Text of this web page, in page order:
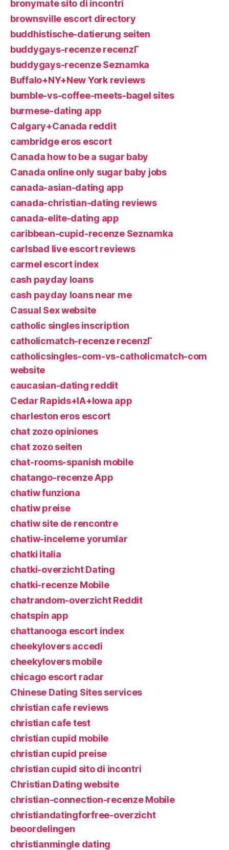
bronymate sito di incontri
brownsville escort directory
buddhistische-datierung seiten
buddygays-recenze recenzГ­
buddygays-recenze Seznamka
Buffalo+NY+New York reviews
bumble-vs-coffee-meets-bagel sites
burmese-dating app
Calgary+Canada reddit
cambridge eros escort
Canada how to be a sugar baby
Canada online only sugar baby jobs
canada-asian-dating app
canada-christian-dating reviews
canada-elite-dating app
caribbean-cupid-recenze Seznamka
carlsbad live escort reviews
carmel escort index
cash payday loans
cash payday loans near me
Casual Sex website
catholic singles inscription
catholicmatch-recenze recenzГ­
catholicsingles-com-vs-catholicmatch-com
website
caucasian-dating reddit
Cedar Rapids+IA+Iowa app
charleston eros escort
chat zozo opiniones
chat zozo seiten
chat-rooms-spanish mobile
chatango-recenze App
chatiw funziona
chatiw preise
chatiw site de rencontre
chatiw-inceleme yorumlar
chatki italia
chatki-overzicht Dating
chatki-recenze Mobile
chatrandom-overzicht Reddit
chatspin app
chattanooga escort index
cheekylovers accedi
cheekylovers mobile
chicago escort radar
Chinese Dating Sites services
christian cafe reviews
christian cafe test
christian cupid mobile
christian cupid preise
christian cupid sito di incontri
Christian Dating website
christian-connection-recenze Mobile
christiandatingforfree-overzicht
beoordelingen
christianmingle dating